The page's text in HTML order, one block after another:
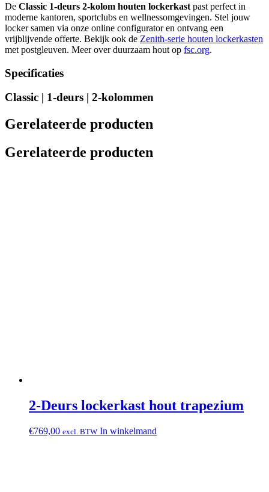
De Classic 1-deurs 2-kolom houten lockerkast past perfect in
moderne kantoren, sportclubs en wellnessomgevingen. Stel jouw
locker samen via onze online configurator en ontvang een
vrijblijvende offerte. Bekijk ook de Zenith-serie houten lockerkasten
met postgleuven. Meer over duurzaam hout op fsc.org.
Specificaties
Classic | 1-deurs | 2-kolommen
Gerelateerde producten
Gerelateerde producten
2-Deurs lockerkast hout trapezium
€769,00 excl. BTW In winkelmand